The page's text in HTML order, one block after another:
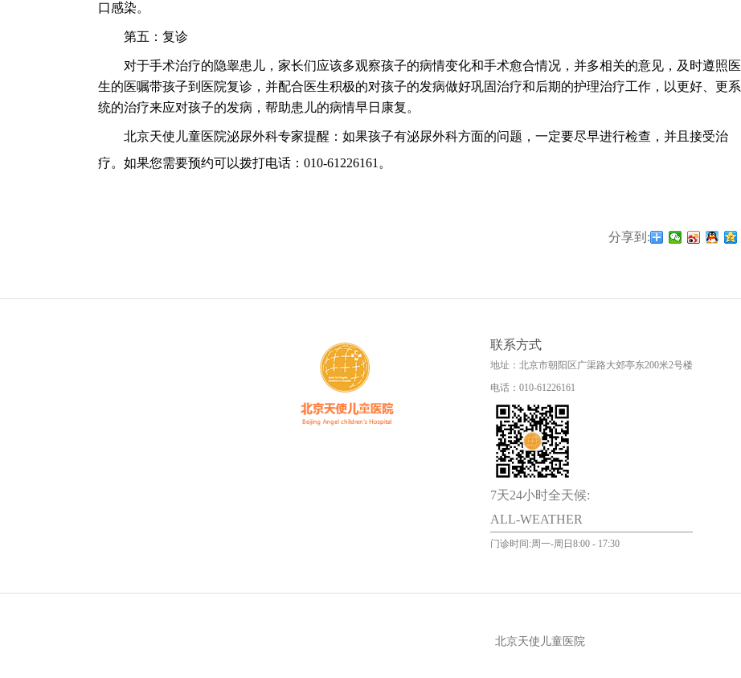
口感染。
第五：复诊
对于手术治疗的隐睾患儿，家长们应该多观察孩子的病情变化和手术愈合情况，并多相关的意见，及时遵照医
生的医嘱带孩子到医院复诊，并配合医生积极的对孩子的发病做好巩固治疗和后期的护理治疗工作，以更好、更系
统的治疗来应对孩子的发病，帮助患儿的病情早日康复。
北京天使儿童医院泌尿外科专家提醒：如果孩子有泌尿外科方面的问题，一定要尽早进行检查，并且接受治
疗。如果您需要预约可以拨打电话： 010-61226161 。
分享到:
联系方式
地址：北京市朝阳区广渠路大郊亭东200米2号楼
电话：010-61226161
7天24小时全天候:
ALL-WEATHER
门诊时间:周一-周日8:00 - 17:30
北京天使儿童医院